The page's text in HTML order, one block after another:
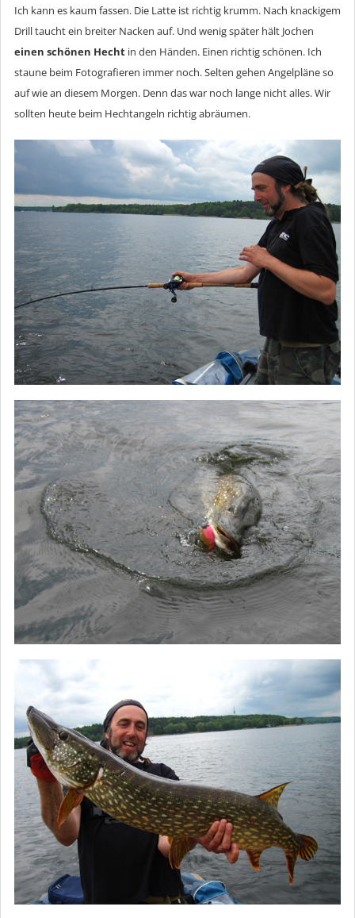
Ich kann es kaum fassen. Die Latte ist richtig krumm. Nach knackigem
Drill taucht ein breiter Nacken auf. Und wenig später hält Jochen
einen schönen Hecht in den Händen. Einen richtig schönen. Ich
staune beim Fotografieren immer noch. Selten gehen Angelpläne so
auf wie an diesem Morgen. Denn das war noch lange nicht alles. Wir
sollten heute beim Hechtangeln richtig abräumen.